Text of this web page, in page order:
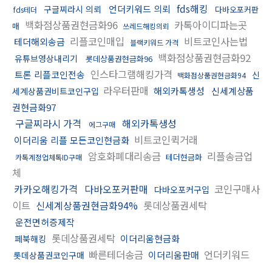
fds테더 구글찌라시 의뢰 언더키워드 의뢰 fds해킹
다바오포커판
매
백화점상품권현금화96 쓰레드해킹의뢰 카톡아이디파는곳
테더해외송금 리플코인매입 블랙키워드 가격 비트코인사는법
유튜브영상내리기 롯데상품권현금화96 백화점상품권현금화92
트론 리플코인전송 인스타그램해킹가격 백화점상품권현금화94
신
세계상품권비트코인구입 라우터판매 해외카톡생성
신세계상품
권현금화97
구글찌라시 가격 에그구매 해외카톡생성
이더리움 리플 모든코인현금화 비트코인퀵거래
카톡계정업체톡ID구매 암호화폐대리송금 테더현금화 리플송금업
체
카카오해킹가격 다바오포커판매 다바오포커구입 코인구매사
이트 신세계상품권현금화94% 롯데상품권세탁
운전면허증제작
페북해킹 롯데상품권세탁 이더리움현금화
롯데상품권코인구매 빠른테더송금 이더리움판매 언더키워드